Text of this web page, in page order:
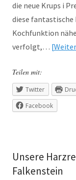
die neue Krups i
diese
Kochfunktion
verfolgt,…
Teilen mit:
Twitter
Facebook
Unsere
Falkenstein